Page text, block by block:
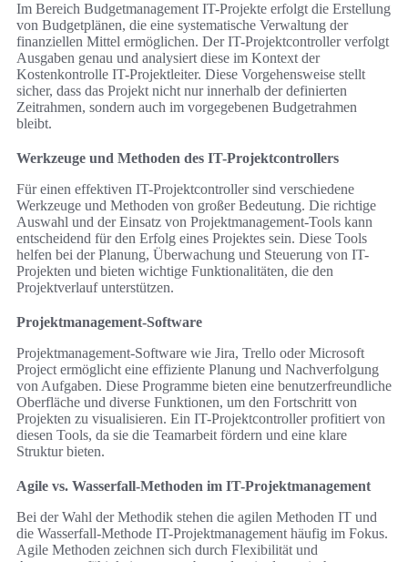
Im Bereich Budgetmanagement IT-Projekte erfolgt die Erstellung
von Budgetplänen, die eine systematische Verwaltung der
finanziellen Mittel ermöglichen. Der IT-Projektcontroller verfolgt
Ausgaben genau und analysiert diese im Kontext der
Kostenkontrolle IT-Projektleiter. Diese Vorgehensweise stellt
sicher, dass das Projekt nicht nur innerhalb der definierten
Zeitrahmen, sondern auch im vorgegebenen Budgetrahmen
bleibt.
Werkzeuge und Methoden des IT-Projektcontrollers
Für einen effektiven IT-Projektcontroller sind verschiedene
Werkzeuge und Methoden von großer Bedeutung. Die richtige
Auswahl und der Einsatz von Projektmanagement-Tools kann
entscheidend für den Erfolg eines Projektes sein. Diese Tools
helfen bei der Planung, Überwachung und Steuerung von IT-
Projekten und bieten wichtige Funktionalitäten, die den
Projektverlauf unterstützen.
Projektmanagement-Software
Projektmanagement-Software wie Jira, Trello oder Microsoft
Project ermöglicht eine effiziente Planung und Nachverfolgung
von Aufgaben. Diese Programme bieten eine benutzerfreundliche
Oberfläche und diverse Funktionen, um den Fortschritt von
Projekten zu visualisieren. Ein IT-Projektcontroller profitiert von
diesen Tools, da sie die Teamarbeit fördern und eine klare
Struktur bieten.
Agile vs. Wasserfall-Methoden im IT-Projektmanagement
Bei der Wahl der Methodik stehen die agilen Methoden IT und
die Wasserfall-Methode IT-Projektmanagement häufig im Fokus.
Agile Methoden zeichnen sich durch Flexibilität und